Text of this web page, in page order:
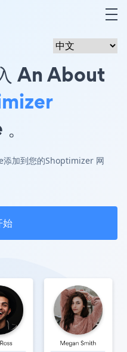
An About
加到您的Shoptimizer 网
始